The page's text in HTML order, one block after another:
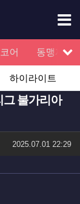
어
동맹제휴
하이라이트
그 불가리아
작성일
2025.07.01 22:29